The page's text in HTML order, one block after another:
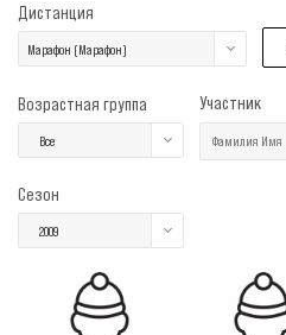
Дистанция
Марафон (Марафон)
Возрастная группа
Все
Участник
Сезон
2009